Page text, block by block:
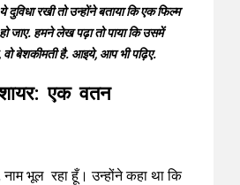
रखी तो उन्होंने बताया कि एक फिल्म
जाए. हमने लेख पढ़ा तो पाया कि उसमें
वो बेशकीमती है. आइये, आप भी पढ़िए.
एक वतन
भूल रहा हूँ। उन्होंने कहा था कि